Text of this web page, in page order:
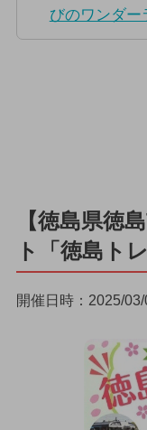
びのワンダー
【徳島県徳
ト「徳島ト
開催日時：2025/